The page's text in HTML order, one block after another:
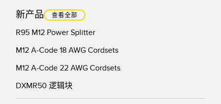
新产品 查看全部
R95 M12 Power Splitter
M12 A-Code 18 AWG Cordsets
M12 A-Code 22 AWG Cordsets
DXMR50 逻辑块